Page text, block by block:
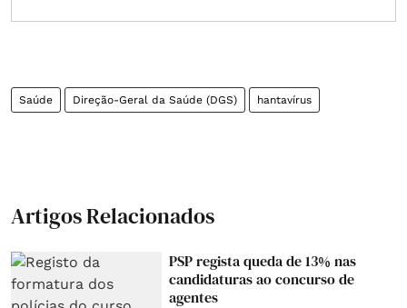
Saúde Direção-Geral da Saúde (DGS) hantavírus
Artigos Relacionados
PSP regista queda de 13% nas
candidaturas ao concurso de
agentes